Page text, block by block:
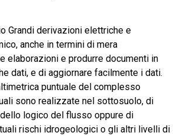
Grandi derivazioni elettriche e
anche in termini di mera
elaborazioni e produrre documenti in
dati, e di aggiornare facilmente i dati.
puntuale del complesso
sono realizzate nel sottosuolo, di
logico del flusso oppure di
rischi idrogeologici o gli altri livelli di